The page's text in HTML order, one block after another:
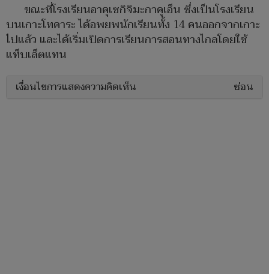
ขณะที่โรงเรียนอาคุเซกิจิมะกาคุเอ็น ซึ่งเป็นโรงเรียน
บนเกาะโทคาระ ได้อพยพนักเรียนทั้ง 14 คนออกจากเกาะ
ไปแล้ว และได้เริ่มเปิดการเรียนการสอนทางไกลโดยใช้
แท็บเล็ตแทน
เงื่อนไขการแสดงความคิดเห็น ซ่อน